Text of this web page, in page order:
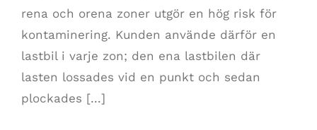
rena och orena zoner utgör en hög risk för
kontaminering. Kunden använde därför en
lastbil i varje zon; den ena lastbilen där
lasten lossades vid en punkt och sedan
plockades [...]